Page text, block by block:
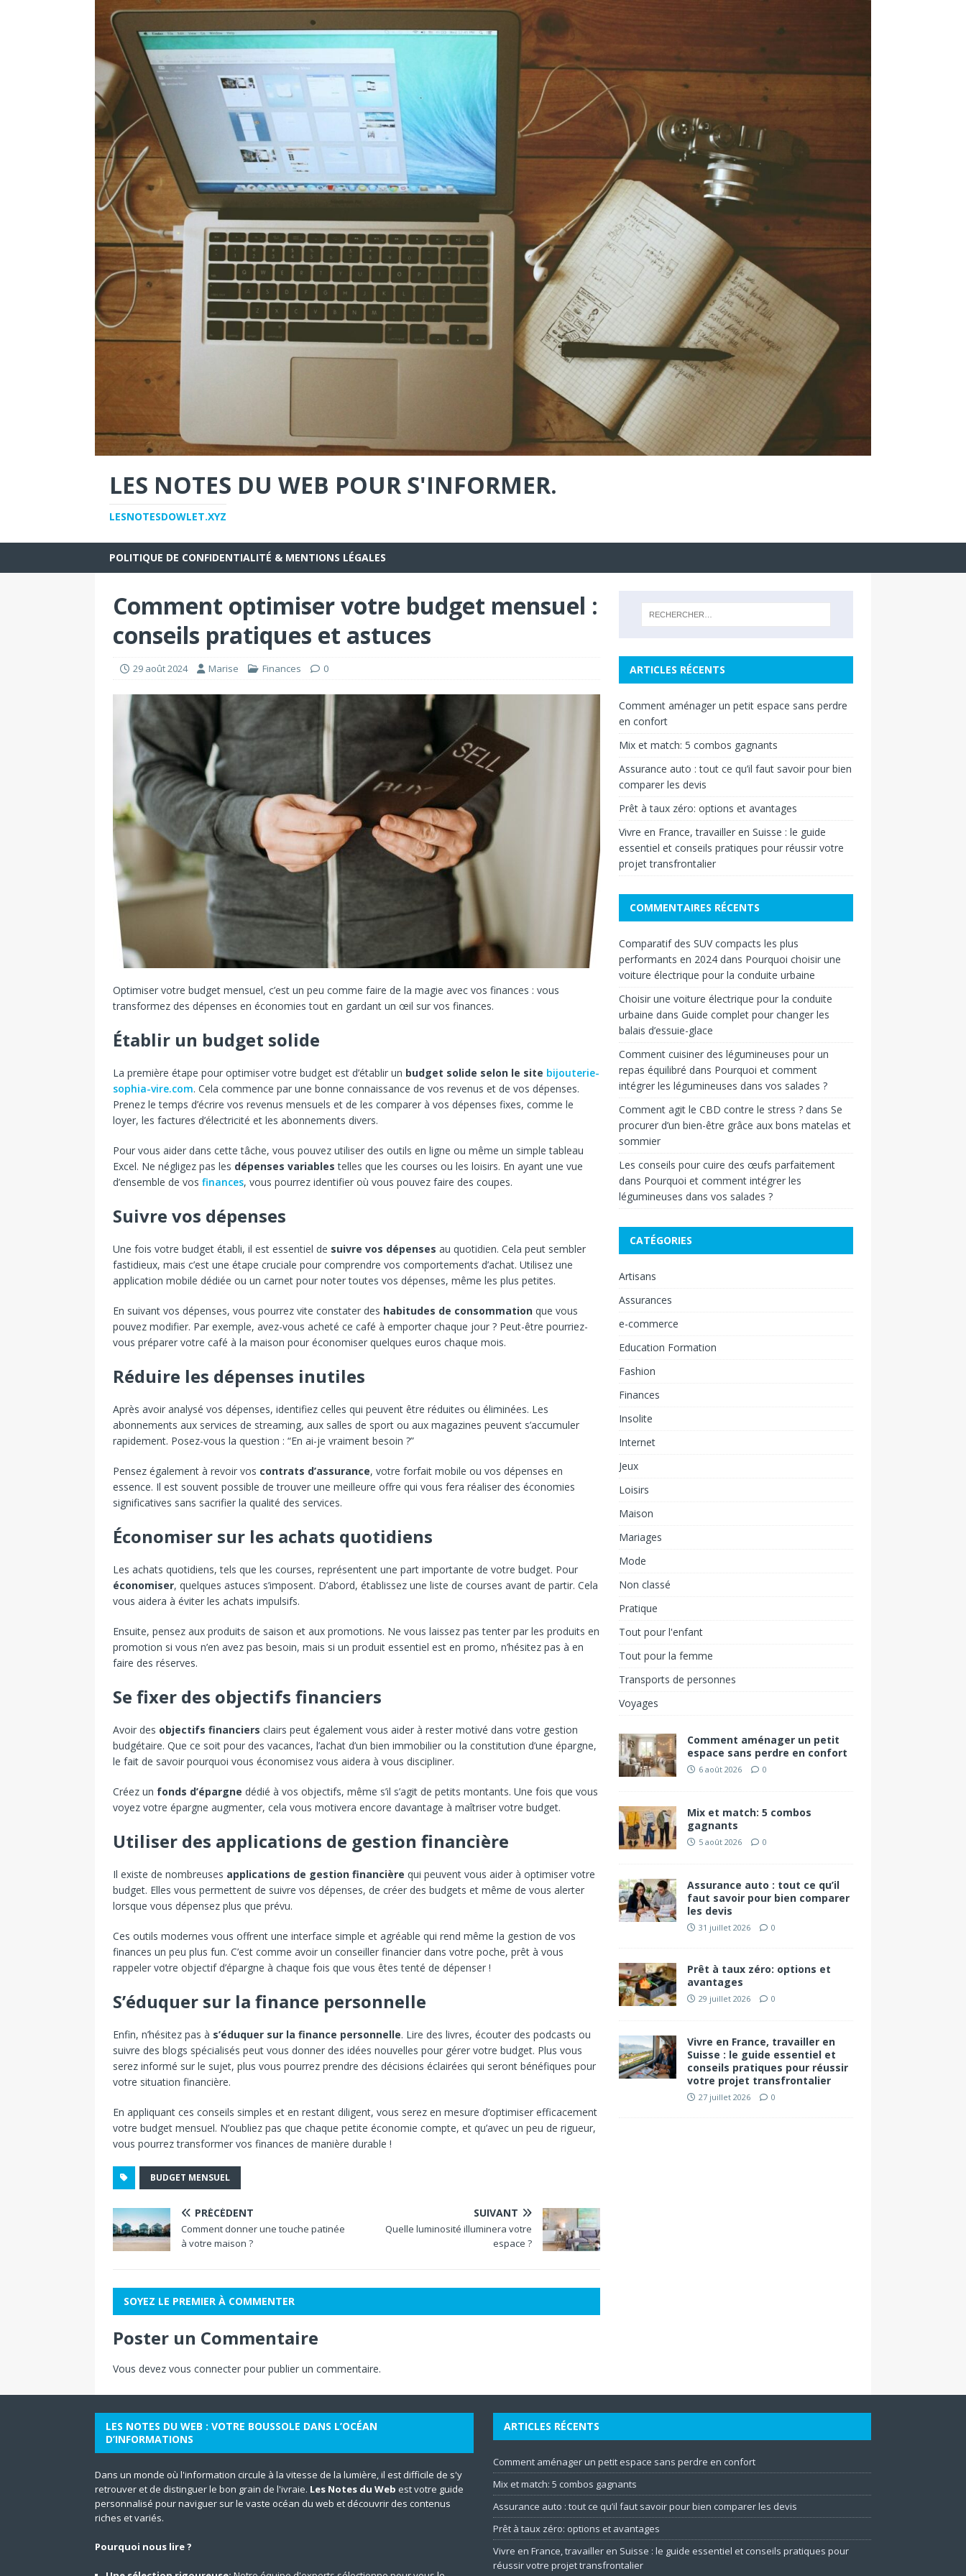
LES NOTES DU WEB POUR S'INFORMER.
LESNOTESDOWLET.XYZ
POLITIQUE DE CONFIDENTIALITÉ & MENTIONS LÉGALES
Comment optimiser votre budget mensuel :
conseils pratiques et astuces
29 août 2024 Marise Finances 0
Optimiser votre budget mensuel, c’est un peu comme faire de la magie avec vos finances : vous
transformez des dépenses en économies tout en gardant un œil sur vos finances.
Établir un budget solide
La première étape pour optimiser votre budget est d’établir un budget solide selon le site bijouterie-
sophia-vire.com. Cela commence par une bonne connaissance de vos revenus et de vos dépenses.
Prenez le temps d’écrire vos revenus mensuels et de les comparer à vos dépenses fixes, comme le
loyer, les factures d’électricité et les abonnements divers.
Pour vous aider dans cette tâche, vous pouvez utiliser des outils en ligne ou même un simple tableau
Excel. Ne négligez pas les dépenses variables telles que les courses ou les loisirs. En ayant une vue
d’ensemble de vos finances, vous pourrez identifier où vous pouvez faire des coupes.
Suivre vos dépenses
Une fois votre budget établi, il est essentiel de suivre vos dépenses au quotidien. Cela peut sembler
fastidieux, mais c’est une étape cruciale pour comprendre vos comportements d’achat. Utilisez une
application mobile dédiée ou un carnet pour noter toutes vos dépenses, même les plus petites.
En suivant vos dépenses, vous pourrez vite constater des habitudes de consommation que vous
pouvez modifier. Par exemple, avez-vous acheté ce café à emporter chaque jour ? Peut-être pourriez-
vous préparer votre café à la maison pour économiser quelques euros chaque mois.
Réduire les dépenses inutiles
Après avoir analysé vos dépenses, identifiez celles qui peuvent être réduites ou éliminées. Les
abonnements aux services de streaming, aux salles de sport ou aux magazines peuvent s’accumuler
rapidement. Posez-vous la question : “En ai-je vraiment besoin ?”
Pensez également à revoir vos contrats d’assurance, votre forfait mobile ou vos dépenses en
essence. Il est souvent possible de trouver une meilleure offre qui vous fera réaliser des économies
significatives sans sacrifier la qualité des services.
Économiser sur les achats quotidiens
Les achats quotidiens, tels que les courses, représentent une part importante de votre budget. Pour
économiser, quelques astuces s’imposent. D’abord, établissez une liste de courses avant de partir. Cela
vous aidera à éviter les achats impulsifs.
Ensuite, pensez aux produits de saison et aux promotions. Ne vous laissez pas tenter par les produits en
promotion si vous n’en avez pas besoin, mais si un produit essentiel est en promo, n’hésitez pas à en
faire des réserves.
Se fixer des objectifs financiers
Avoir des objectifs financiers clairs peut également vous aider à rester motivé dans votre gestion
budgétaire. Que ce soit pour des vacances, l’achat d’un bien immobilier ou la constitution d’une épargne,
le fait de savoir pourquoi vous économisez vous aidera à vous discipliner.
Créez un fonds d’épargne dédié à vos objectifs, même s’il s’agit de petits montants. Une fois que vous
voyez votre épargne augmenter, cela vous motivera encore davantage à maîtriser votre budget.
Utiliser des applications de gestion financière
Il existe de nombreuses applications de gestion financière qui peuvent vous aider à optimiser votre
budget. Elles vous permettent de suivre vos dépenses, de créer des budgets et même de vous alerter
lorsque vous dépensez plus que prévu.
Ces outils modernes vous offrent une interface simple et agréable qui rend même la gestion de vos
finances un peu plus fun. C’est comme avoir un conseiller financier dans votre poche, prêt à vous
rappeler votre objectif d’épargne à chaque fois que vous êtes tenté de dépenser !
S’éduquer sur la finance personnelle
Enfin, n’hésitez pas à s’éduquer sur la finance personnelle. Lire des livres, écouter des podcasts ou
suivre des blogs spécialisés peut vous donner des idées nouvelles pour gérer votre budget. Plus vous
serez informé sur le sujet, plus vous pourrez prendre des décisions éclairées qui seront bénéfiques pour
votre situation financière.
En appliquant ces conseils simples et en restant diligent, vous serez en mesure d’optimiser efficacement
votre budget mensuel. N’oubliez pas que chaque petite économie compte, et qu’avec un peu de rigueur,
vous pourrez transformer vos finances de manière durable !
BUDGET MENSUEL
PRÉCÉDENT
Comment donner une touche patinée
à votre maison ?
SUIVANT
Quelle luminosité illuminera votre
espace ?
SOYEZ LE PREMIER À COMMENTER
Poster un Commentaire
Vous devez vous connecter pour publier un commentaire.
ARTICLES RÉCENTS
Comment aménager un petit espace sans perdre
en confort
Mix et match: 5 combos gagnants
Assurance auto : tout ce qu’il faut savoir pour bien
comparer les devis
Prêt à taux zéro: options et avantages
Vivre en France, travailler en Suisse : le guide
essentiel et conseils pratiques pour réussir votre
projet transfrontalier
COMMENTAIRES RÉCENTS
Comparatif des SUV compacts les plus
performants en 2024dans Pourquoi choisir une
voiture électrique pour la conduite urbaine
Choisir une voiture électrique pour la conduite
urbaine dans Guide complet pour changer les
balais d’essuie-glace
Comment cuisiner des légumineuses pour un
repas équilibré dans Pourquoi et comment
intégrer les légumineuses dans vos salades ?
Comment agit le CBD contre le stress ?dans Se
procurer d’un bien-être grâce aux bons matelas et
sommier
Les conseils pour cuire des œufs parfaitement
dans Pourquoi et comment intégrer les
légumineuses dans vos salades ?
CATÉGORIES
Artisans
Assurances
e-commerce
Education Formation
Fashion
Finances
Insolite
Internet
Jeux
Loisirs
Maison
Mariages
Mode
Non classé
Pratique
Tout pour l'enfant
Tout pour la femme
Transports de personnes
Voyages
Comment aménager un petit
espace sans perdre en confort
6 août 2026 0
Mix et match: 5 combos
gagnants
5 août 2026 0
Assurance auto : tout ce qu’il
faut savoir pour bien comparer
les devis
31 juillet 2026 0
Prêt à taux zéro: options et
avantages
29 juillet 2026 0
Vivre en France, travailler en
Suisse : le guide essentiel et
conseils pratiques pour réussir
votre projet transfrontalier
27 juillet 2026 0
LES NOTES DU WEB : VOTRE BOUSSOLE DANS L’OCÉAN
D’INFORMATIONS
Dans un monde où l'information circule à la vitesse de la lumière, il est difficile de s'y
retrouver et de distinguer le bon grain de l'ivraie. Les Notes du Web est votre guide
personnalisé pour naviguer sur le vaste océan du web et découvrir des contenus
riches et variés.
Pourquoi nous lire ?
ARTICLES RÉCENTS
Comment aménager un petit espace sans perdre en confort
Mix et match: 5 combos gagnants
Assurance auto : tout ce qu’il faut savoir pour bien comparer les devis
Prêt à taux zéro: options et avantages
Vivre en France, travailler en Suisse : le guide essentiel et conseils pratiques pour
réussir votre projet transfrontalier